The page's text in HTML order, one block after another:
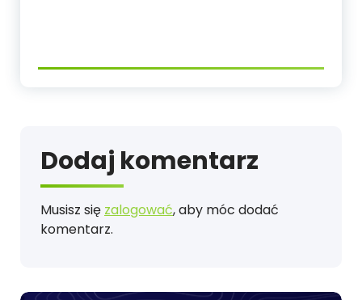
Dodaj komentarz
Musisz się zalogować, aby móc dodać
komentarz.